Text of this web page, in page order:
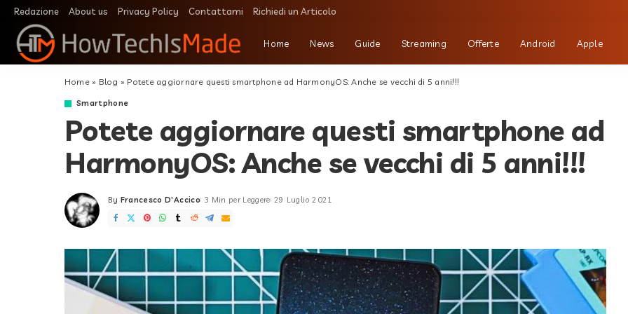
Redazione About us Privacy Policy Contattami Richiedi un Articolo
Home News Guide Streaming Offerte Android Apple
Home» Blog » Potete aggiornare questi smartphone ad HarmonyOS: Anche se vecchi di 5 anni!!!
Smartphone
Potete aggiornare questi smartphone ad
HarmonyOS: Anche se vecchi di 5 anni!!!
Posted
by
By Francesco D'Accico 3 Min per Leggere 29 Luglio 2021